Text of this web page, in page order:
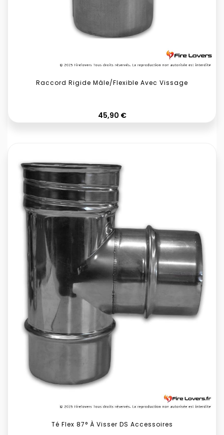
Raccord Rigide Mâle/flexible Avec Vissage
45,90 €Prix
Té Flex 87° À Visser DS Accessoires